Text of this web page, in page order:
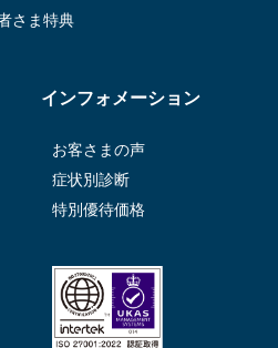
さま特典
インフォメーション
お客さまの声
症状別診断
特別優待価格